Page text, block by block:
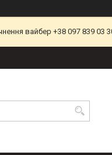
вайбер +38 097 839 03